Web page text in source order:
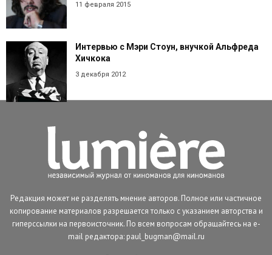
11 февраля 2015
Интервью с Мэри Стоун, внучкой Альфреда
Хичкока
3 декабря 2012
Редакция может не разделять мнение авторов. Полное или частичное
копирование материалов разрешается только с указанием авторства и
гиперссылки на первоисточник. По всем вопросам обращайтесь на e-
mail редактора: paul_bugman@mail.ru